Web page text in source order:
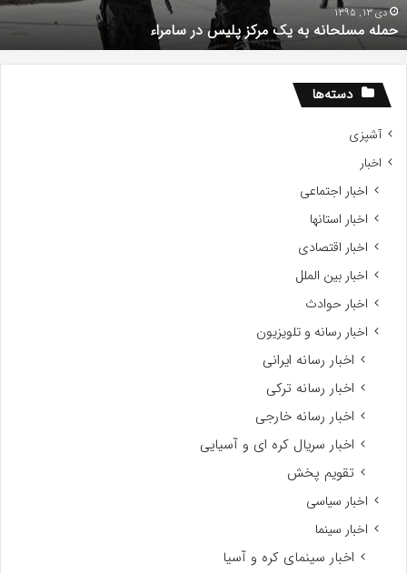
دی 13, 1395
حمله مسلحانه به یک مرکز پلیس در سامراء
دسته‌ها
آشپزی
اخبار
اخبار اجتماعی
اخبار استانها
اخبار اقتصادی
اخبار بین الملل
اخبار حوادث
اخبار رسانه و تلویزیون
اخبار رسانه ایرانی
اخبار رسانه ترکی
اخبار رسانه خارجی
اخبار سریال کره ای و آسیایی
تقویم پخش
اخبار سیاسی
اخبار سینما
اخبار سینمای کره و آسیا